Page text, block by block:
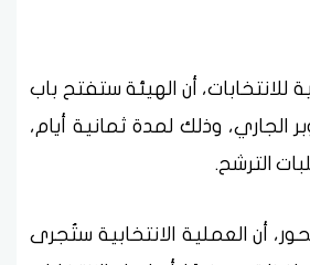
للانتخابات، أن الهيئة ستفتح باب
مجلس النواب 2025 يوم الثلاثاء الموافق 8 أكتوبر الجاري، وذلك لمدة ثمانية أيام،
الترشح.
أن العملية الانتخابية ستُجرى